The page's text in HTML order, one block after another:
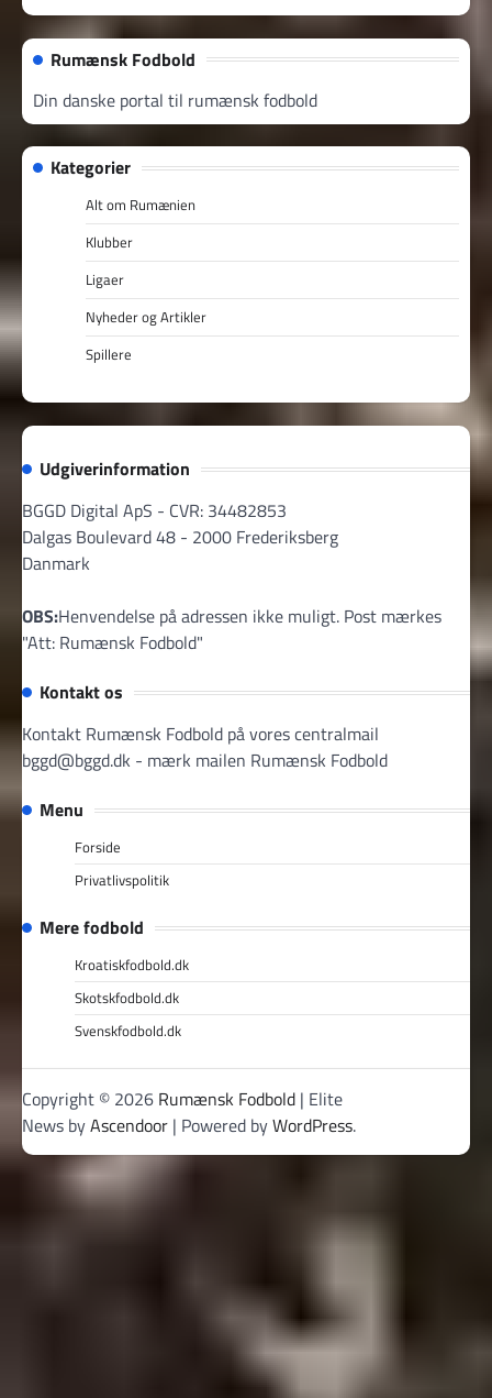
Rumænsk Fodbold
Din danske portal til rumænsk fodbold
Kategorier
Alt om Rumænien
Klubber
Ligaer
Nyheder og Artikler
Spillere
Udgiverinformation
BGGD Digital ApS - CVR: 34482853
Dalgas Boulevard 48 - 2000 Frederiksberg
Danmark
OBS:Henvendelse på adressen ikke muligt. Post mærkes
"Att: Rumænsk Fodbold"
Kontakt os
Kontakt Rumænsk Fodbold på vores centralmail
bggd@bggd.dk - mærk mailen Rumænsk Fodbold
Menu
Forside
Privatlivspolitik
Mere fodbold
Kroatiskfodbold.dk
Skotskfodbold.dk
Svenskfodbold.dk
Copyright © 2026 Rumænsk Fodbold | Elite
News byAscendoor | Powered byWordPress.